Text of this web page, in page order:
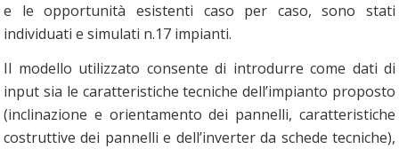
e le opportunità esistenti caso per caso, sono stati
individuati e simulati n.17 impianti.
Il modello utilizzato consente di introdurre come dati di
input sia le caratteristiche tecniche dell’impianto proposto
(inclinazione e orientamento dei pannelli, caratteristiche
costruttive dei pannelli e dell’inverter da schede tecniche),